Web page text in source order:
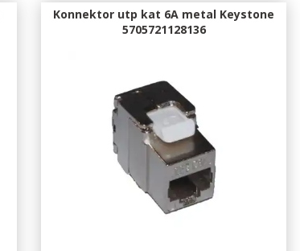
Konnektor utp kat 6A metal Keystone
5705721128136